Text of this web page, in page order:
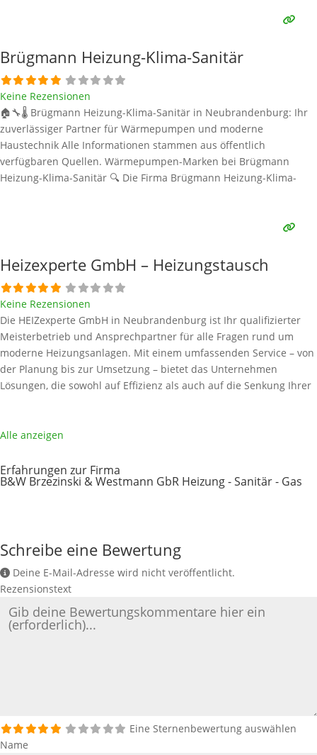
Brügmann Heizung-Klima-Sanitär
Keine Rezensionen
🏠🔧🌡️ Brügmann Heizung-Klima-Sanitär in Neubrandenburg: Ihr
zuverlässiger Partner für Wärmepumpen und moderne
Haustechnik Alle Informationen stammen aus öffentlich
verfügbaren Quellen. Wärmepumpen-Marken bei Brügmann
Heizung-Klima-Sanitär 🔍 Die Firma Brügmann Heizung-Klima-
Sanitärtechnik. Sie ist bekannt für die Installation und Wartung
Weiterlesen …
Heizexperte GmbH – Heizungstausch
Keine Rezensionen
Die HEIZexperte GmbH in Neubrandenburg ist Ihr qualifizierter
Meisterbetrieb und Ansprechpartner für alle Fragen rund um
moderne Heizungsanlagen. Mit einem umfassenden Service – von
der Planung bis zur Umsetzung – bietet das Unternehmen
Lösungen, die sowohl auf Effizienz als auch auf die Senkung Ihrer
HEIZexperteWeiterlesen …
Alle anzeigen
Erfahrungen zur Firma
B&W Brzezinski & Westmann GbR Heizung - Sanitär - Gas
Schreibe eine Bewertung
Deine E-Mail-Adresse wird nicht veröffentlicht.
Rezensionstext
Eine Sternenbewertung auswählen
Name